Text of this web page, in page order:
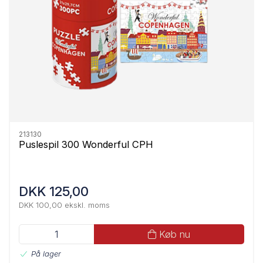
213130
Puslespil 300 Wonderful CPH
DKK 125,00
DKK 100,00 ekskl. moms
Køb nu
På lager